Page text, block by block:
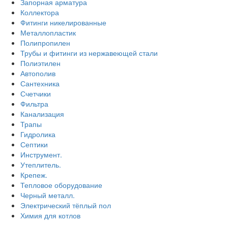
Запорная арматура
Коллектора
Фитинги никелированные
Металлопластик
Полипропилен
Трубы и фитинги из нержавеющей стали
Полиэтилен
Автополив
Сантехника
Счетчики
Фильтра
Канализация
Трапы
Гидролика
Септики
Инструмент.
Утеплитель.
Крепеж.
Тепловое оборудование
Черный металл.
Электрический тёплый пол
Химия для котлов